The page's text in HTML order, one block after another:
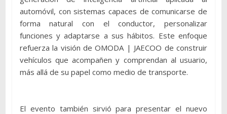
automóvil, con sistemas capaces de comunicarse de
forma natural con el conductor, personalizar
funciones y adaptarse a sus hábitos. Este enfoque
refuerza la visión de OMODA | JAECOO de construir
vehículos que acompañen y comprendan al usuario,
más allá de su papel como medio de transporte.
El evento también sirvió para presentar el nuevo